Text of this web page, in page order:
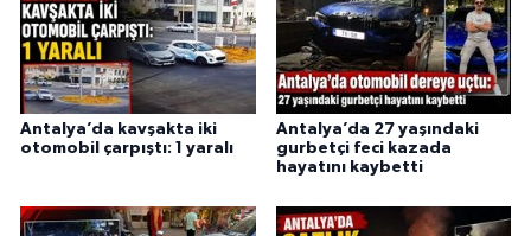
Antalya’da kavşakta iki
otomobil çarpıştı: 1 yaralı
Antalya’da 27 yaşındaki
gurbetçi feci kazada
hayatını kaybetti